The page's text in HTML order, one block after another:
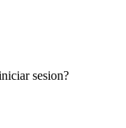
sesion?